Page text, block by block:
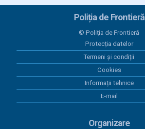
19 septembrie 2025
Lista cu venituri salariale august 2025
Lista cu venituri salariale iulie 2025
23 iulie 2025
Lista cu venituri salariale iunie 2025
Poliția de Frontieră
© Poliția de Frontieră
Protecția datelor
Termeni și condiții
Cookies
Informații tehnice
E-mail
Organizare